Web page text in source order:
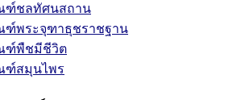
ชลทัศนสถาน
พระจุฑาธุชราชฐาน
ฑ์พืชมีชีวิต
สมุนไพร